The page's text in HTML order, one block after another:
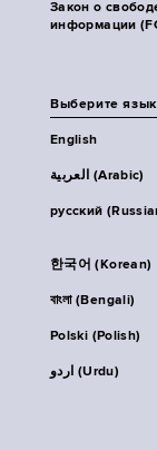
Закон о
информации
Выберите язык
English
العربية (Arabic)
русский
한국어 (Korean)
বাংলা (Bengali)
Polski (Polish)
اردو (Urdu)